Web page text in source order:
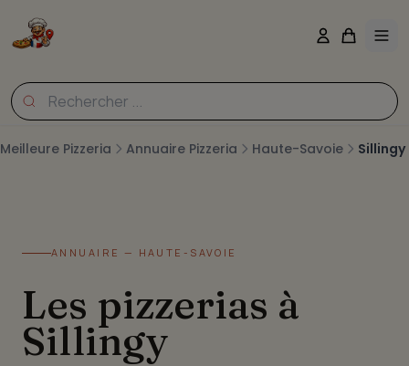
Meilleure Pizzeria Annuaire Pizzeria Haute-Savoie Sillingy
ANNUAIRE — HAUTE-SAVOIE
Les pizzerias à
Sillingy